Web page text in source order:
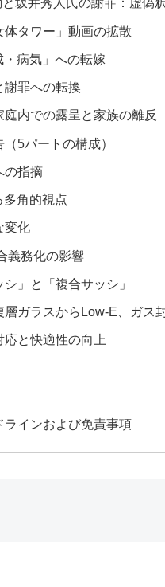
タワー」動画の拡散
病気」への転嫁
謝罪への転換
内での露呈と家族の離反
5パートの構成）
の指摘
角的視点
変化
義務化の影響
」と「複合サッシ」
層ガラスからLow-E、ガス
応と快適性の向上
ラインおよび免責事項